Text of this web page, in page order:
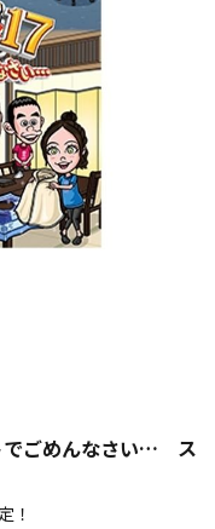
でごめんなさい… ス
！